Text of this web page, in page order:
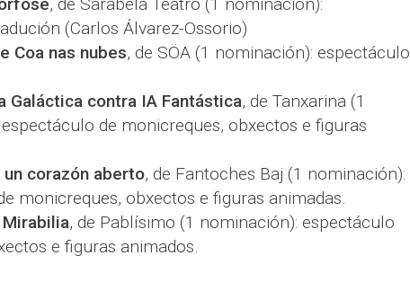
(Carlos Álvarez-Ossorio)
Coa nas nubes, de SÖA (1 nominación): espectáculo
Galáctica contra IA Fantástica, de Tanxarina (1
de monicreques, obxectos e figuras
un corazón aberto, de Fantoches Baj (1 nominación):
monicreques, obxectos e figuras animadas.
, de Pablísimo (1 nominación): espectáculo
e figuras animados.